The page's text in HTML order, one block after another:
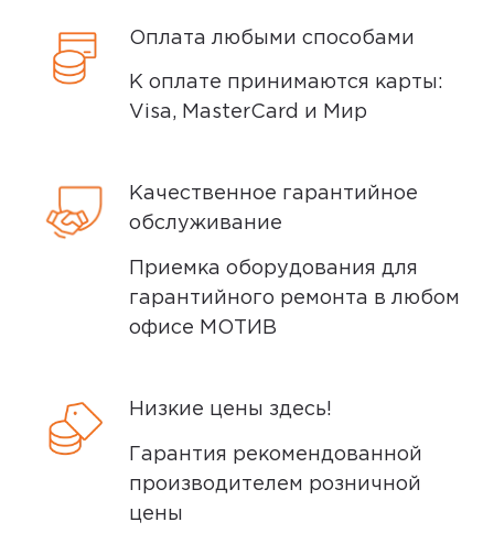
Оплата любыми способами
К оплате принимаются карты:
Visa, MasterCard и Мир
Качественное гарантийное
обслуживание
Приемка оборудования для
гарантийного ремонта в любом
офисе МОТИВ
Низкие цены здесь!
Гарантия рекомендованной
производителем розничной
цены